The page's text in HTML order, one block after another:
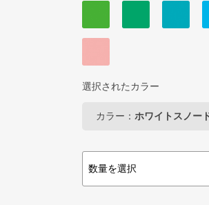
選択されたカラー
カラー： ホワイトスノー